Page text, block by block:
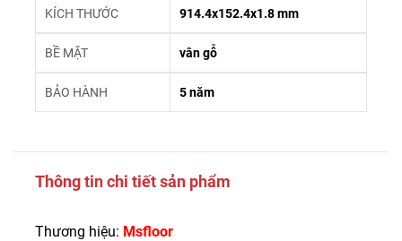
KÍCH THƯỚC 914.4x152.4x1.8 mm
BỀ MẶT vân gỗ
BẢO HÀNH 5 năm
Thông tin chi tiết sản phẩm
Thương hiệu: Msfloor